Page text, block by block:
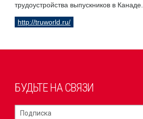
трудоустройства выпускников в Канаде.
http://truworld.ru/
БУДЬТЕ НА СВЯЗИ